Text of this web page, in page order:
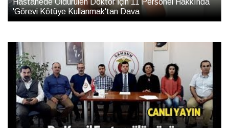
'Görevi Kötüye Kullanmak'tan Dava